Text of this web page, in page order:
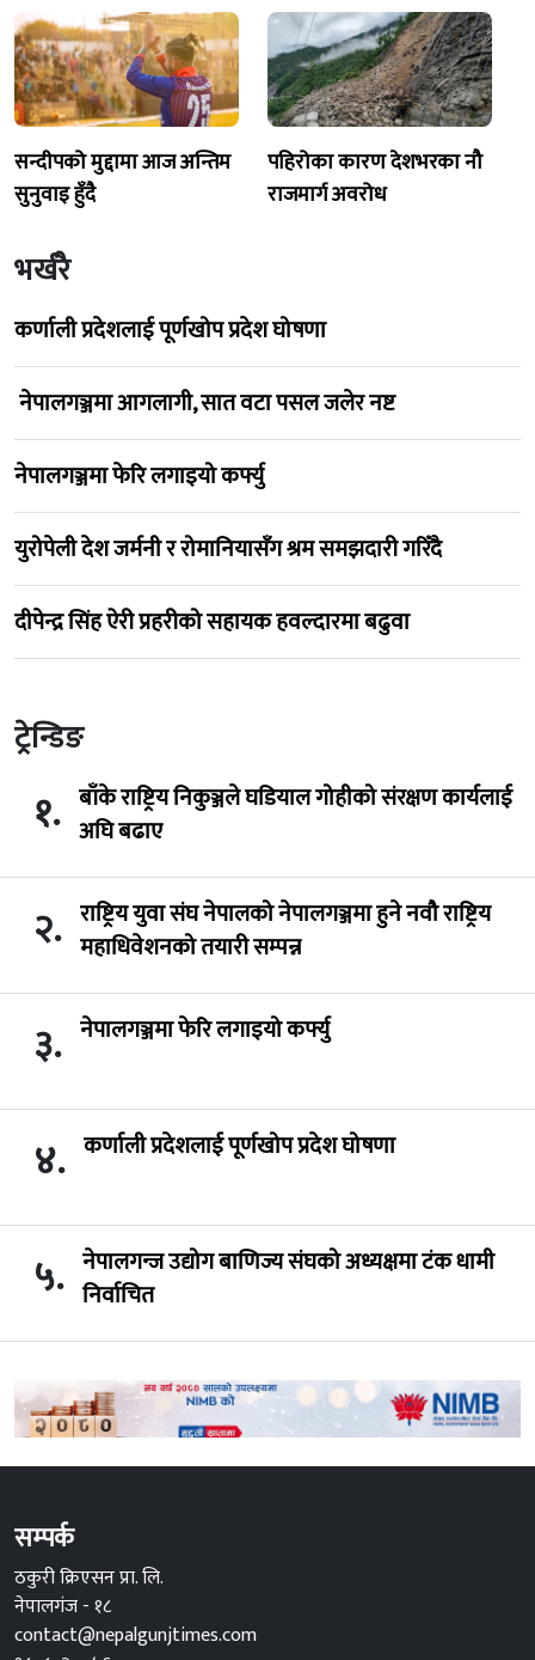
सन्दीपको मुद्दामा आज अन्तिम
सुनुवाइ हुँदै
पहिरोका कारण देशभरका नौ
राजमार्ग अवरोध
भर्खरै
कर्णाली प्रदेशलाई पूर्णखोप प्रदेश घोषणा
नेपालगञ्जमा आगलागी, सात वटा पसल जलेर नष्ट
नेपालगञ्जमा फेरि लगाइयो कर्फ्यु
युरोपेली देश जर्मनी र रोमानियासँग श्रम समझदारी गरिँदै
दीपेन्द्र सिंह ऐरी प्रहरीको सहायक हवल्दारमा बढुवा
ट्रेन्डिङ
१. बाँके राष्ट्रिय निकुञ्जले घडियाल गोहीको संरक्षण कार्यलाई
अघि बढाए
२. राष्ट्रिय युवा संघ नेपालको नेपालगञ्जमा हुने नवौ राष्ट्रिय
महाधिवेशनको तयारी सम्पन्न
३. नेपालगञ्जमा फेरि लगाइयो कर्फ्यु
४. कर्णाली प्रदेशलाई पूर्णखोप प्रदेश घोषणा
५. नेपालगन्ज उद्योग बाणिज्य संघको अध्यक्षमा टंक धामी
निर्वाचित
सम्पर्क
ठकुरी क्रिएसन प्रा. लि.
नेपालगंज - १८
contact@nepalgunjtimes.com